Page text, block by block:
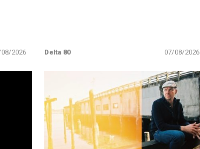
2026 Delta 80 07/08/2026
LEER MAS